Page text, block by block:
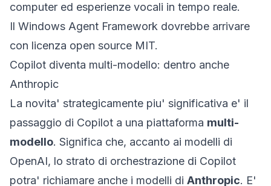
computer ed esperienze vocali in tempo reale.
Il Windows Agent Framework dovrebbe arrivare
con licenza open source MIT.
Copilot diventa multi-modello: dentro anche
Anthropic
La novita' strategicamente piu' significativa e' il
passaggio di Copilot a una piattaforma multi-
modello. Significa che, accanto ai modelli di
OpenAI, lo strato di orchestrazione di Copilot
potra' richiamare anche i modelli di Anthropic. E'